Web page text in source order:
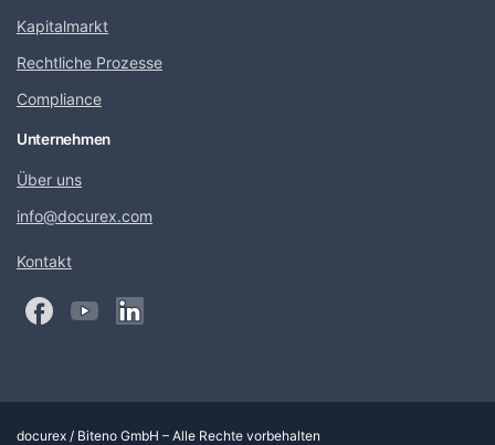
Kapitalmarkt
Rechtliche Prozesse
Compliance
Unternehmen
Über uns
info@docurex.com
Kontakt
docurex / Biteno GmbH – Alle Rechte vorbehalten